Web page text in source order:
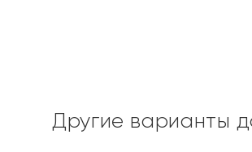
Другие варианты